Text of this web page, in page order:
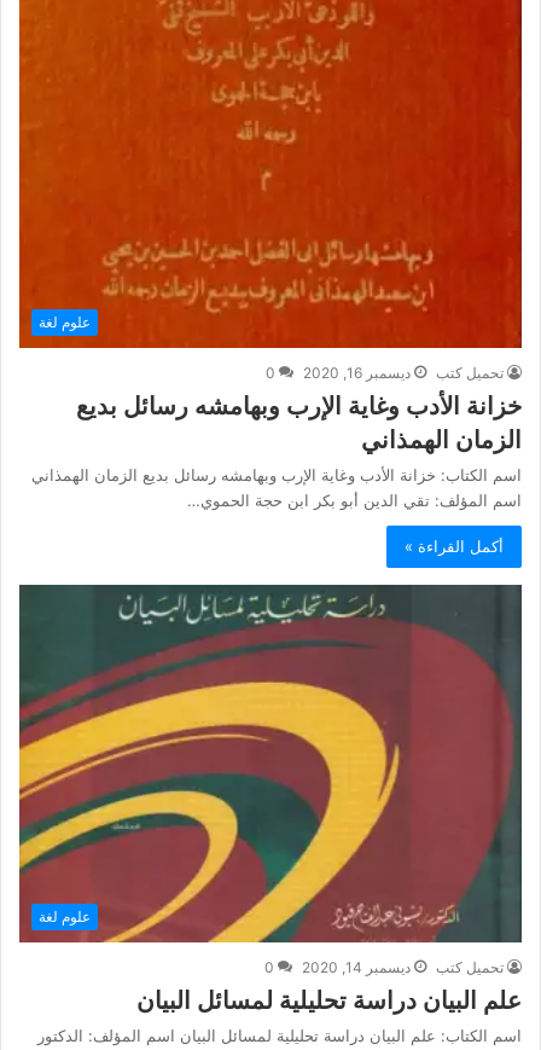
علوم لغة
تحميل كتب ديسمبر 16, 2020 0
خزانة الأدب وغاية الإرب وبهامشه رسائل بديع
الزمان الهمذاني
اسم الكتاب: خزانة الأدب وغاية الإرب وبهامشه رسائل بديع الزمان الهمذاني
اسم المؤلف: تقي الدين أبو بكر ابن حجة الحموي…
أكمل القراءة »
علوم لغة
تحميل كتب ديسمبر 14, 2020 0
علم البيان دراسة تحليلية لمسائل البيان
اسم الكتاب: علم البيان دراسة تحليلية لمسائل البيان اسم المؤلف: الدكتور